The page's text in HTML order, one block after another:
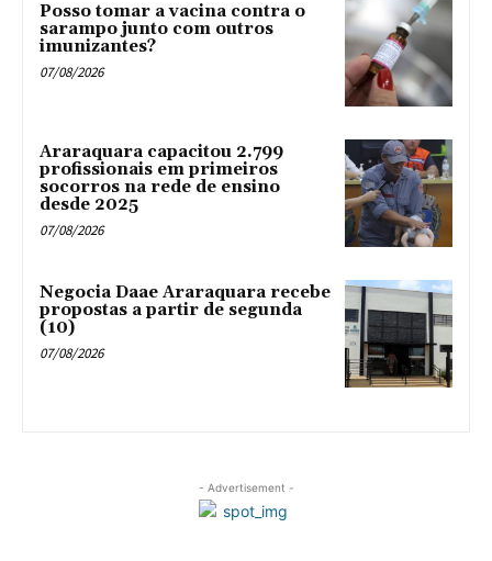
Posso tomar a vacina contra o
sarampo junto com outros
imunizantes?
07/08/2026
Araraquara capacitou 2.799
profissionais em primeiros
socorros na rede de ensino
desde 2025
07/08/2026
Negocia Daae Araraquara recebe
propostas a partir de segunda
(10)
07/08/2026
- Advertisement -